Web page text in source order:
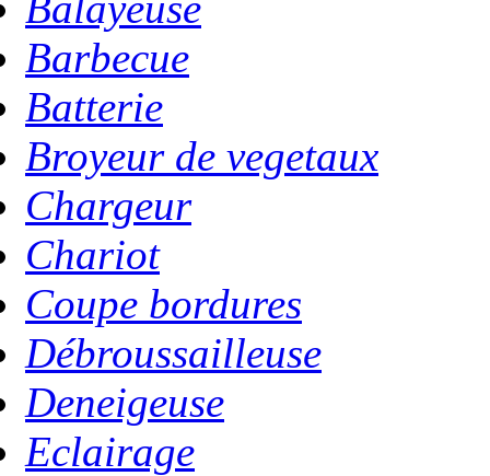
Barbecue
Batterie
Broyeur de vegetaux
Chargeur
Chariot
Coupe bordures
Débroussailleuse
Deneigeuse
Eclairage